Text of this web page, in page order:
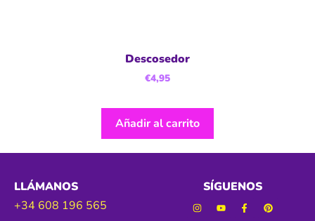
Descosedor
€4,95
Añadir al carrito
LLÁMANOS
+34 608 196 565
SÍGUENOS